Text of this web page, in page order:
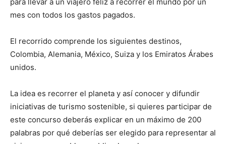
mes con todos los gastos pagados.
El recorrido comprende los siguientes destinos,
Colombia, Alemania, México, Suiza y los Emiratos Árabes
unidos.
La idea es recorrer el planeta y así conocer y difundir
iniciativas de turismo sostenible, si quieres participar de
este concurso deberás explicar en un máximo de 200
palabras por qué deberías ser elegido para representar al